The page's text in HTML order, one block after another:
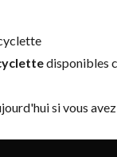
disponibles
si vous